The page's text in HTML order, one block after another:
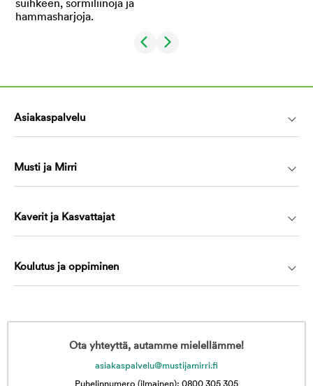
Asiakaspalvelu
Musti ja Mirri
Kaverit ja Kasvattajat
Koulutus ja oppiminen
Ota yhteyttä, autamme mielellämme!
asiakaspalvelu@mustijamirri.fi